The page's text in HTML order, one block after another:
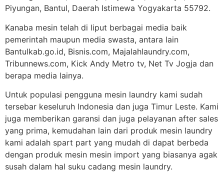
Piyungan, Bantul, Daerah Istimewa Yogyakarta 55792.
Kanaba mesin telah di liput berbagai media baik
pemerintah maupun media swasta, antara lain
Bantulkab.go.id, Bisnis.com, Majalahlaundry.com,
Tribunnews.com, Kick Andy Metro tv, Net Tv Jogja dan
berapa media lainya.
Untuk populasi pengguna mesin laundry kami sudah
tersebar keseluruh Indonesia dan juga Timur Leste. Kami
juga memberikan garansi dan juga pelayanan after sales
yang prima, kemudahan lain dari produk mesin laundry
kami adalah spart part yang mudah di dapat berbeda
dengan produk mesin mesin import yang biasanya agak
susah dalam hal suku cadang mesin laundry.